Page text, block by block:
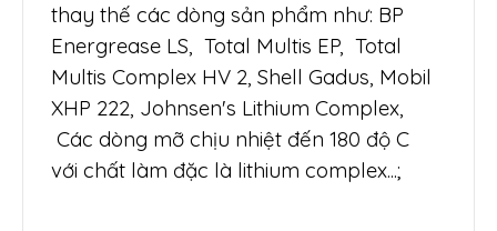
thay thế các dòng sản phẩm như: BP
Energrease LS, Total Multis EP, Total
Multis Complex HV 2, Shell Gadus, Mobil
XHP 222, Johnsen's Lithium Complex,
Các dòng mỡ chịu nhiệt đến 180 độ C
với chất làm đặc là lithium complex...;